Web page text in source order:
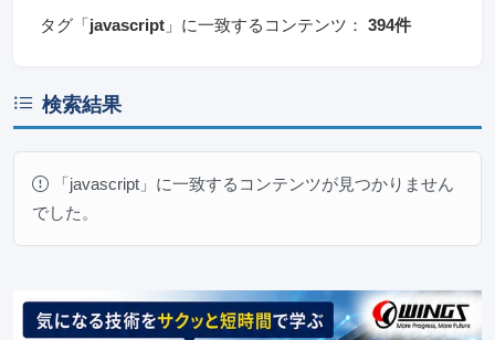
タグ「javascript 」に一致するコンテンツ： 394件
検索結果
「javascript」に一致するコンテンツが見つかりません
でした。